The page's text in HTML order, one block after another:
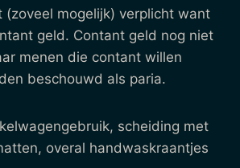
(zoveel mogelijk) verplicht want
geld. Contant geld nog niet
menen die contant willen
beschouwd als paria.
scheiding met
overal handwaskraantjes